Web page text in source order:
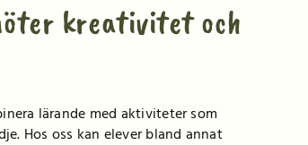
kreativitet och
lärande med aktiviteter som
Hos oss kan elever bland annat